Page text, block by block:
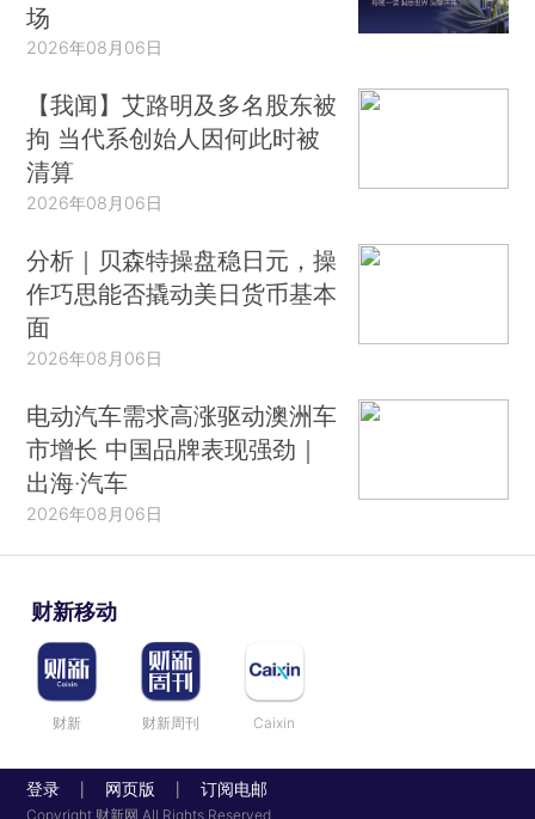
场
2026年08月06日
【我闻】艾路明及多名股东被
拘 当代系创始人因何此时被
清算
2026年08月06日
分析｜贝森特操盘稳日元，操
作巧思能否撬动美日货币基本
面
2026年08月06日
电动汽车需求高涨驱动澳洲车
市增长 中国品牌表现强劲｜
出海·汽车
2026年08月06日
财新移动
财新 财新周刊 Caixin
登录 网页版 订阅电邮
Copyright 财新网 All Rights Reserved